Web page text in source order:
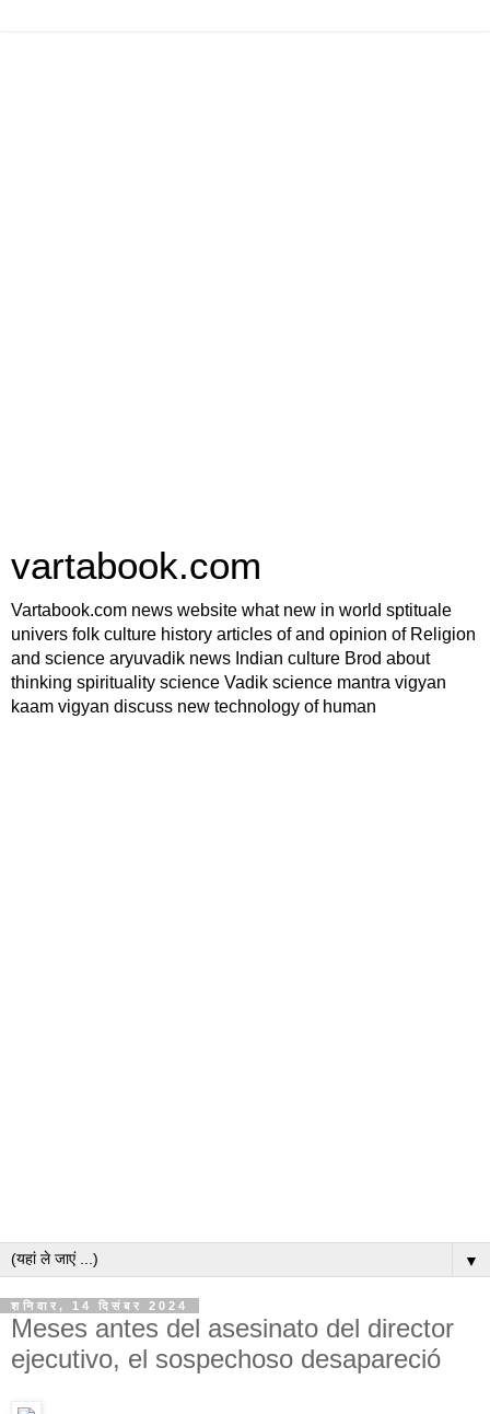
vartabook.com
Vartabook.com news website what new in world sptituale
univers folk culture history articles of and opinion of Religion
and science aryuvadik news Indian culture Brod about
thinking spirituality science Vadik science mantra vigyan
kaam vigyan discuss new technology of human
▼
शनिवार, 14 दिसंबर 2024
Meses antes del asesinato del director
ejecutivo, el sospechoso desapareció